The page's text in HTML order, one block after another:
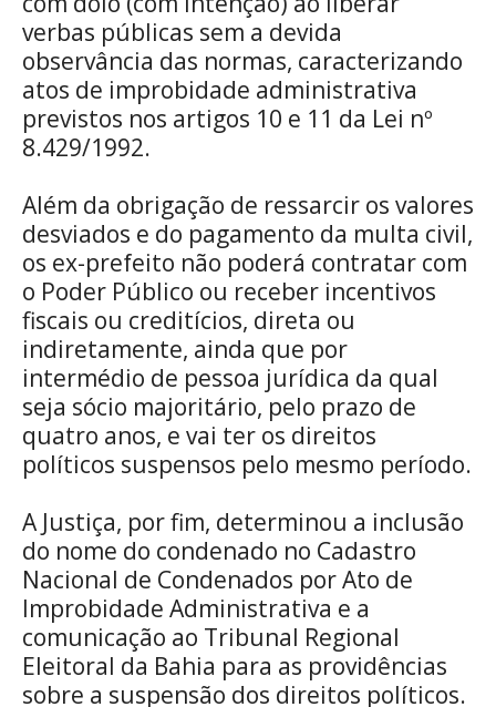
verbas públicas sem a devida
observância das normas, caracterizando
atos de improbidade administrativa
previstos nos artigos 10 e 11 da Lei nº
8.429/1992.
Além da obrigação de ressarcir os valores
desviados e do pagamento da multa civil,
os ex-prefeito não poderá contratar com
o Poder Público ou receber incentivos
fiscais ou creditícios, direta ou
indiretamente, ainda que por
intermédio de pessoa jurídica da qual
seja sócio majoritário, pelo prazo de
quatro anos, e vai ter os direitos
políticos suspensos pelo mesmo período.
A Justiça, por fim, determinou a inclusão
do nome do condenado no Cadastro
Nacional de Condenados por Ato de
Improbidade Administrativa e a
comunicação ao Tribunal Regional
Eleitoral da Bahia para as providências
sobre a suspensão dos direitos políticos.